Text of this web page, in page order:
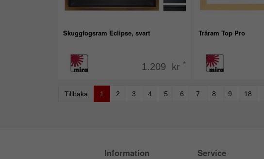
Skuggfogsram Eclipse, svart
1.209 kr *
Träram Top Pro
Tillbaka 1 2 3 4 5 6 7 8 9 18
Information Service